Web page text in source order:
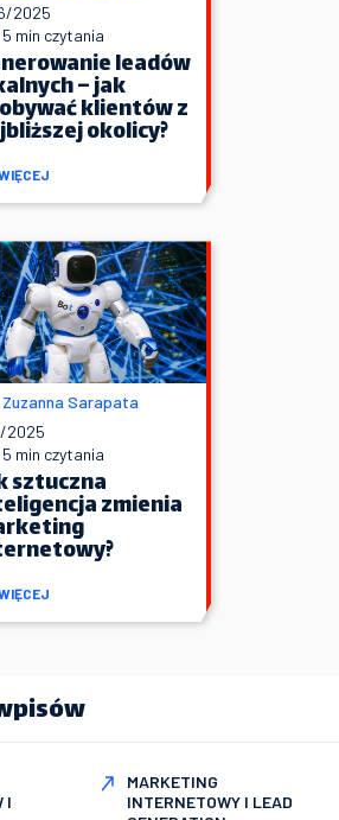
2025
5 min czytania
leadów
– jak
klientów z
okolicy?
Zuzanna Sarapata
2025
5 min czytania
sztuczna
zmienia
I
MARKETING
INTERNETOWY I LEAD